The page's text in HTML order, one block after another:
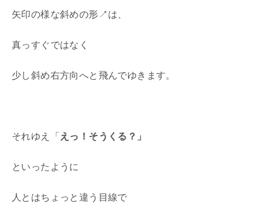
矢印の様な斜めの形↗は、
真っすぐではなく
少し斜め右方向へと飛んでゆきます。
それゆえ「 えっ！そうくる？」
といったように
人とはちょっと違う目線で